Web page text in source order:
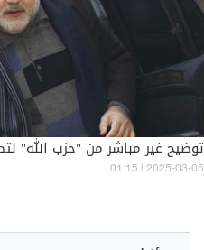
توضيح غير مباشر من "حزب الله"
01:15 | 2025-03-05